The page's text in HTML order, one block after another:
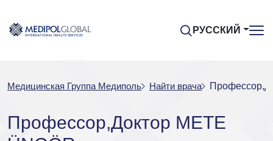
РУССКИЙ
Медицинская Группа Медиполь Найти врача
Профессор,Доктор METE